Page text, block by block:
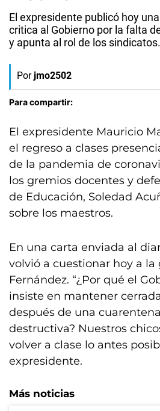
El expresidente publicó hoy
critica al Gobierno por la falta
y apunta al rol de los sindicatos.
Por jmo2502
Para compartir:
El expresidente Mauricio
el regreso a clases
de la pandemia de
los gremios docentes y
de Educación, Soledad
sobre los maestros.
En una carta enviada al
volvió a cuestionar hoy a
Fernández. “¿Por qué el
insiste en mantener
después de una
destructiva? Nuestros
volver a clase lo antes
expresidente.
Más noticias